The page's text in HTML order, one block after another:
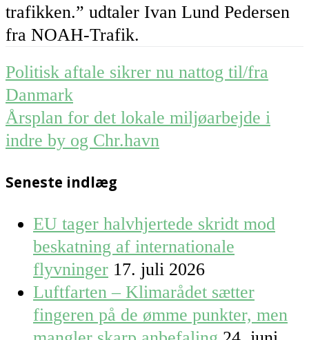
trafikken.” udtaler Ivan Lund Pedersen
fra NOAH-Trafik.
Post
navigation
Politisk aftale sikrer nu nattog til/fra
Danmark
Årsplan for det lokale miljøarbejde i
indre by og Chr.havn
Seneste indlæg
EU tager halvhjertede skridt mod
beskatning af internationale
flyvninger 17. juli 2026
Luftfarten – Klimarådet sætter
fingeren på de ømme punkter, men